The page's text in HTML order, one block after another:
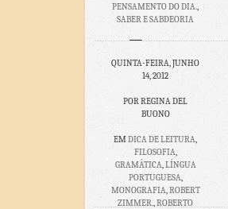
PENSAMENTO DO DIA.,
SABER E SABDEORIA
NENHUM
COMENTÁRIO
QUINTA-FEIRA, JUNHO
14, 2012
POR REGINA DEL
BUONO
EMDICA DE LEITURA,
FILOSOFIA,
GRAMÁTICA,LÍNGUA
PORTUGUESA,
MONOGRAFIA,ROBERT
ZIMMER.,ROBERTO